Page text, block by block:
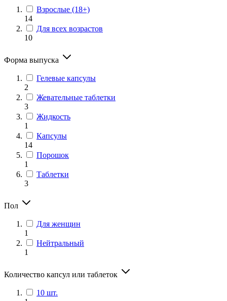
Взрослые (18+)
14
Для всех возрастов
10
Форма выпуска
Гелевые капсулы
2
Жевательные таблетки
3
Жидкость
1
Капсулы
14
Порошок
1
Таблетки
3
Пол
Для женщин
1
Нейтральный
1
Количество капсул или таблеток
10 шт.